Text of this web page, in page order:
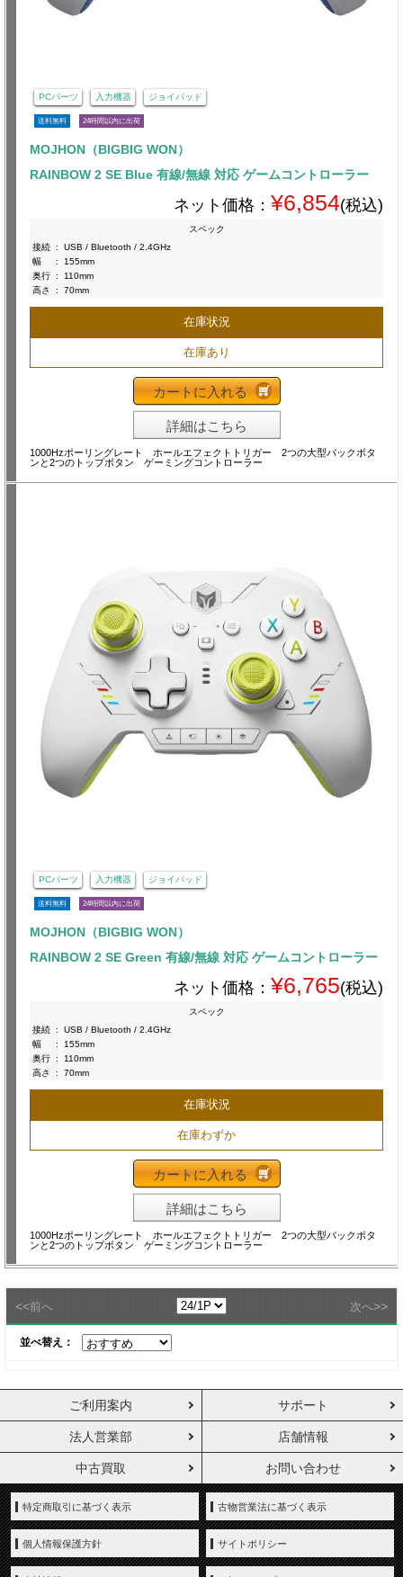
PCパーツ 入力機器 ジョイパッド
送料無料 24時間以内に出荷
MOJHON（BIGBIG WON）
RAINBOW 2 SE Blue 有線/無線 対応 ゲームコントローラー
ネット価格： ¥6,854(税込)
スペック
接続 :
USB / Bluetooth / 2.4GHz
幅
:
155mm
奥行 :
110mm
高さ
: 70mm
在庫状況
在庫あり
カートに入れる
詳細はこちら
1000Hzポーリングレート ホールエフェクトトリガー 2つの大型バックボタ
ンと2つのトップボタン ゲーミングコントローラー
PCパーツ 入力機器 ジョイパッド
送料無料 24時間以内に出荷
MOJHON（BIGBIG WON）
RAINBOW 2 SE Green 有線/無線 対応 ゲームコントローラー
ネット価格： ¥6,765(税込)
スペック
接続 :
USB / Bluetooth / 2.4GHz
幅
:
155mm
奥行 :
110mm
高さ
: 70mm
在庫状況
在庫わずか
カートに入れる
詳細はこちら
1000Hzポーリングレート ホールエフェクトトリガー 2つの大型バックボタ
ンと2つのトップボタン ゲーミングコントローラー
<<前へ 次へ>>
並べ替え：
ご利用案内 サポート
法人営業部 店舗情報
中古買取 お問い合わせ
特定商取引に基づく表示 古物営業法に基づく表示
個人情報保護方針 サイトポリシー